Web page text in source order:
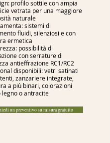
profilo sottile con ampia
vetrata per una maggiore
naturale
sistemi di
fluidi, silenziosi e con
ermetica
possibilità di
con serrature di
antieffrazione RC1/RC2
disponibili: vetri satinati
zanzariere integrate,
a più binari, colorazioni
legno o antracite
un preventivo su misura gratuito